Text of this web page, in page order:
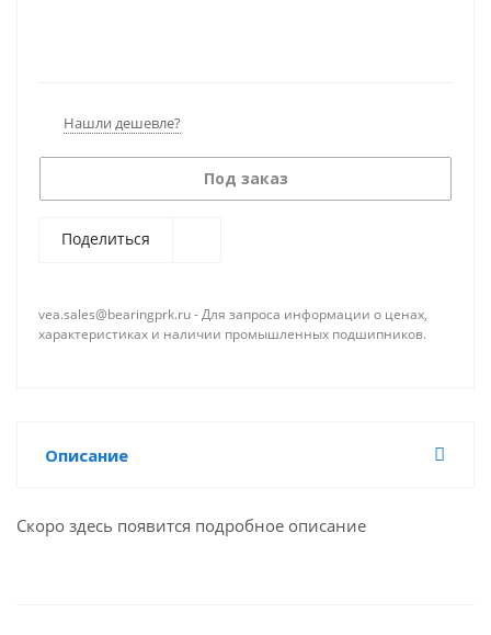
Нашли дешевле?
Под заказ
Поделиться
vea.sales@bearingprk.ru - Для запроса информации о ценах,
характеристиках и наличии промышленных подшипников.
Описание
Скоро здесь появится подробное описание